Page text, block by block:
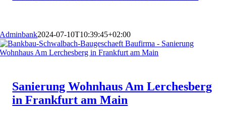
Adminbank2024-07-10T10:39:45+02:00
Sanierung Wohnhaus Am Lerchesberg
in Frankfurt am Main